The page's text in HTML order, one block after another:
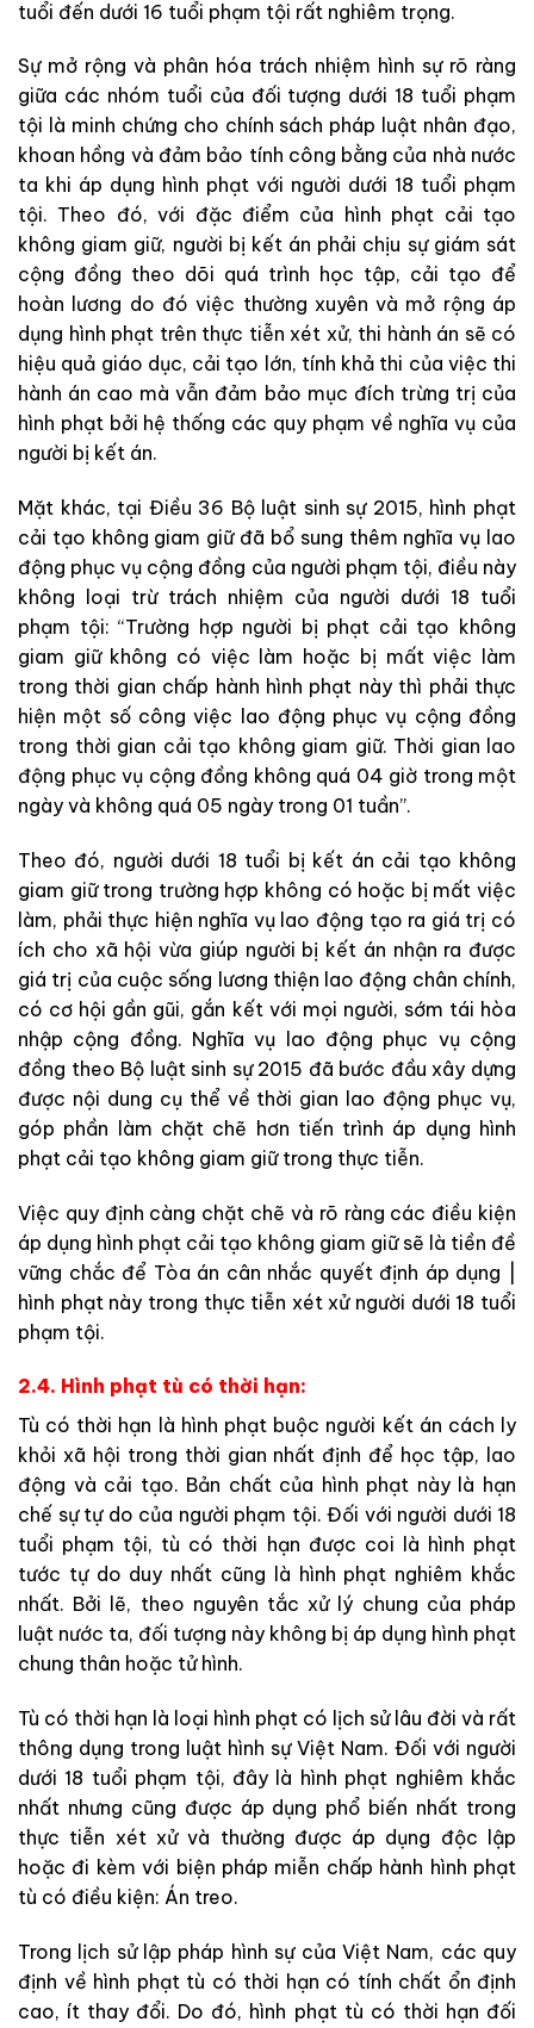
tuổi đến dưới 16 tuổi phạm tội rất nghiêm trọng.
Sự mở rộng và phân hóa trách nhiệm hình sự rõ ràng
giữa các nhóm tuổi của đối tượng dưới 18 tuổi phạm
tội là minh chứng cho chính sách pháp luật nhân đạo,
khoan hồng và đảm bảo tính công bằng của nhà nước
ta khi áp dụng hình phạt với người dưới 18 tuổi phạm
tội. Theo đó, với đặc điểm của hình phạt cải tạo
không giam giữ, người bị kết án phải chịu sự giám sát
cộng đồng theo dõi quá trình học tập, cải tạo để
hoàn lương do đó việc thường xuyên và mở rộng áp
dụng hình phạt trên thực tiễn xét xử, thi hành án sẽ có
hiệu quả giáo dục, cải tạo lớn, tính khả thi của việc thi
hành án cao mà vẫn đảm bảo mục đích trừng trị của
hình phạt bởi hệ thống các quy phạm về nghĩa vụ của
người bị kết án.
Mặt khác, tại Điều 36 Bộ luật sinh sự 2015, hình phạt
cải tạo không giam giữ đã bổ sung thêm nghĩa vụ lao
động phục vụ cộng đồng của người phạm tội, điều này
không loại trừ trách nhiệm của người dưới 18 tuổi
phạm tội: “Trường hợp người bị phạt cải tạo không
giam giữ không có việc làm hoặc bị mất việc làm
trong thời gian chấp hành hình phạt này thì phải thực
hiện một số công việc lao động phục vụ cộng đồng
trong thời gian cải tạo không giam giữ. Thời gian lao
động phục vụ cộng đồng không quá 04 giờ trong một
ngày và không quá 05 ngày trong 01 tuần”.
Theo đó, người dưới 18 tuổi bị kết án cải tạo không
giam giữ trong trường hợp không có hoặc bị mất việc
làm, phải thực hiện nghĩa vụ lao động tạo ra giá trị có
ích cho xã hội vừa giúp người bị kết án nhận ra được
giá trị của cuộc sống lương thiện lao động chân chính,
có cơ hội gần gũi, gắn kết với mọi người, sớm tái hòa
nhập cộng đồng. Nghĩa vụ lao động phục vụ cộng
đồng theo Bộ luật sinh sự 2015 đã bước đầu xây dựng
được nội dung cụ thể về thời gian lao động phục vụ,
góp phần làm chặt chẽ hơn tiến trình áp dụng hình
phạt cải tạo không giam giữ trong thực tiễn.
Việc quy định càng chặt chẽ và rõ ràng các điều kiện
áp dụng hình phạt cải tạo không giam giữ sẽ là tiền đề
vững chắc để Tòa án cân nhắc quyết định áp dụng |
hình phạt này trong thực tiễn xét xử người dưới 18 tuổi
phạm tội.
2.4. Hình phạt tù có thời hạn:
Tù có thời hạn là hình phạt buộc người kết án cách ly
khỏi xã hội trong thời gian nhất định để học tập, lao
động và cải tạo. Bản chất của hình phạt này là hạn
chế sự tự do của người phạm tội. Đối với người dưới 18
tuổi phạm tội, tù có thời hạn được coi là hình phạt
tước tự do duy nhất cũng là hình phạt nghiêm khắc
nhất. Bởi lẽ, theo nguyên tắc xử lý chung của pháp
luật nước ta, đối tượng này không bị áp dụng hình phạt
chung thân hoặc tử hình.
Tù có thời hạn là loại hình phạt có lịch sử lâu đời và rất
thông dụng trong luật hình sự Việt Nam. Đối với người
dưới 18 tuổi phạm tội, đây là hình phạt nghiêm khắc
nhất nhưng cũng được áp dụng phổ biến nhất trong
thực tiễn xét xử và thường được áp dụng độc lập
hoặc đi kèm với biện pháp miễn chấp hành hình phạt
tù có điều kiện: Án treo.
Trong lịch sử lập pháp hình sự của Việt Nam, các quy
định về hình phạt tù có thời hạn có tính chất ổn định
cao, ít thay đổi. Do đó, hình phạt tù có thời hạn đối